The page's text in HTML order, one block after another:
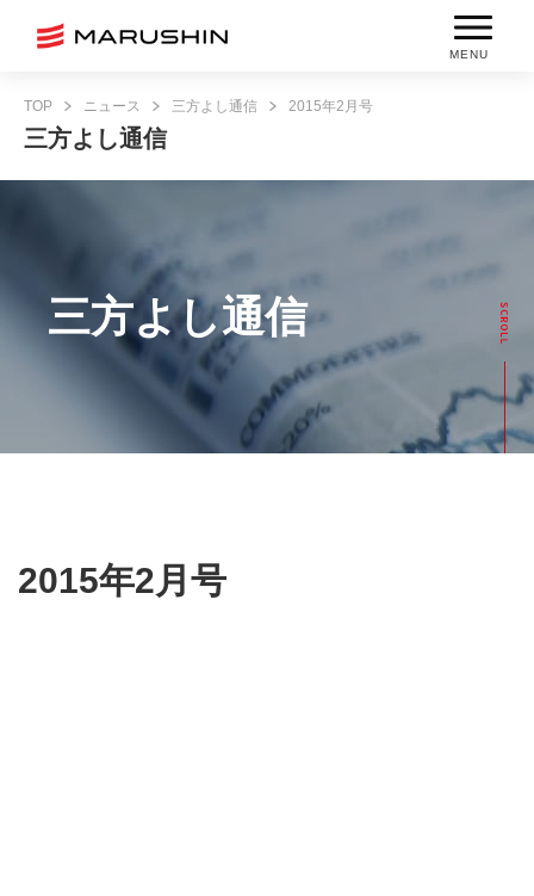
MENU
TOP ニュース 三方よし通信 2015年2月号
三方よし通信
三方よし通信
2015年2月号